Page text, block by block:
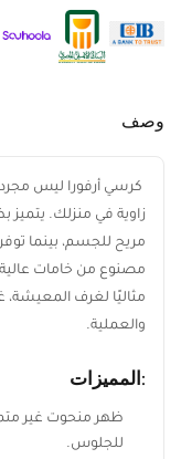
الديكور
وصف
كرسي أرفورا ليس
لأي زاوية في منزلك.
دعم مريح للجسم، بينما
اليومية. مصنوع من
يجعله مثاليًا لغرف
الجمال والعملية.
:المميزات
ظهر منحوت غير
للجلوس.